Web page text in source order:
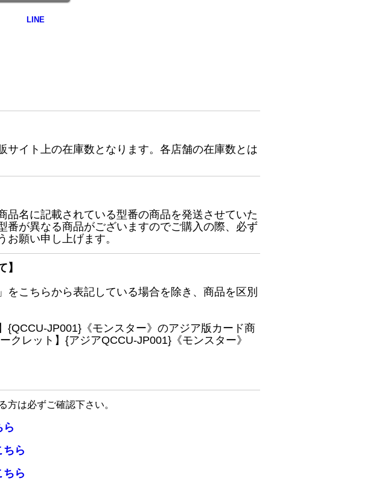
サイト上の在庫数となります。各店舗の在庫数とは
品名に記載されている型番の商品を発送させていた
番が異なる商品がございますのでご購入の際、必ず
願い申し上げます。
】
をこちらから表記している場合を除き、商品を区別
{QCCU-JP001}《モンスター》のアジア版カード商
レット】{アジアQCCU-JP001}《モンスター》
方は必ずご確認下さい。
ら
ちら
ちら